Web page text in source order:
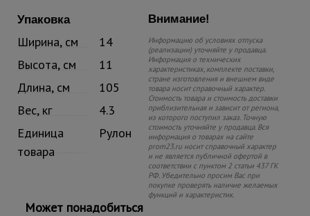
Упаковка
Ширина, см
14
Высота, см
11
Длина, см
105
Вес, кг
4.3
Единица
товара
Рулон
Внимание!
Информацию об условиях отпуска
(реализации) уточняйте у продавца.
Информация о технических
характеристиках, комплекте поставки,
стране изготовления и внешнем виде
товара носит справочный характер.
Стоимость товара и стоимость доставки
приблизительная и зависит от региона,
из которого поступил заказ. Точную
стоимость уточняйте у продавца. Вся
информация о товарах на сайте
prom23.ru носит справочный характер
и не является публичной офертой в
соответствии с пунктом 2 статьи 437 ГК
РФ. Убедительно просим Вас при
покупке проверять наличие желаемых
функций и характеристик.
Может понадобиться